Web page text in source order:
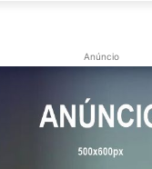
Anúncio